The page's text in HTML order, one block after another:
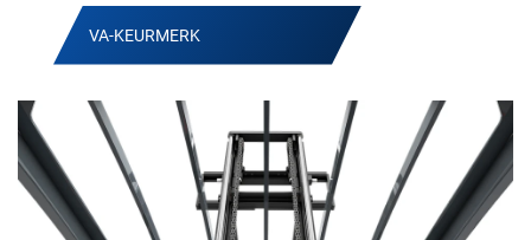
VA-KEURMERK